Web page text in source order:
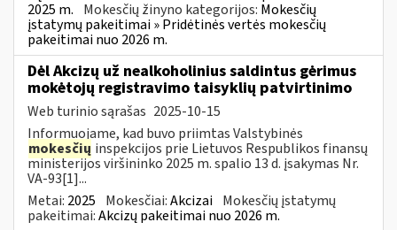
2025 m. Mokesčių žinyno kategorijos: Mokesčių
įstatymų pakeitimai » Pridėtinės vertės mokesčių
pakeitimai nuo 2026 m.
Dėl Akcizų už nealkoholinius saldintus gėrimus
mokėtojų registravimo taisyklių patvirtinimo
Web turinio sąrašas 2025-10-15
Informuojame, kad buvo priimtas Valstybinės
mokesčių inspekcijos prie Lietuvos Respublikos finansų
ministerijos viršininko 2025 m. spalio 13 d. įsakymas Nr.
VA-93[1]...
Metai: 2025 Mokesčiai:Akcizai Mokesčių įstatymų
pakeitimai:Akcizų pakeitimai nuo 2026 m.